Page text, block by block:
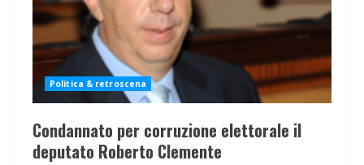
Politica & retroscena
Condannato per corruzione elettorale il
deputato Roberto Clemente